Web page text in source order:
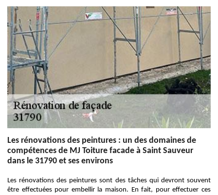
Les rénovations des peintures : un des domaines de
compétences de MJ Toiture facade à Saint Sauveur
dans le 31790 et ses environs
Les rénovations des peintures sont des tâches qui devront souvent
être effectuées pour embellir la maison. En fait, pour effectuer ces